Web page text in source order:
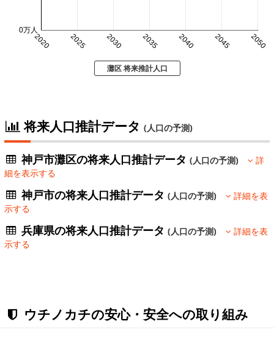
2020 2025 2030 2035 2040 2045 2050
0万人
灘区 将来推計人口
将来人口推計データ (人口の予測)
神戸市灘区の将来人口推計データ(人口の予測)
詳
細を表示する
神戸市の将来人口推計データ(人口の予測)
詳細を表
示する
兵庫県の将来人口推計データ(人口の予測)
詳細を表
示する
ウチノカチの安心・安全への取り組み